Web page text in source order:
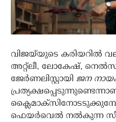
വിജയ്‌യുടെ കരിയറില്‍
അറ്റ്‌ലീ, ലോകേഷ്,
ജേര്‍ണലിസ്റ്റായി ജന
ഫെയര്‍വെല്‍ നല്‍കുന്ന